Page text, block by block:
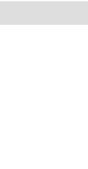
人用短影片做買
，選擇用沉默面
的愛恨，劉子超
概念，而是充滿
眼親自感受這個
地上，閱讀巴爾